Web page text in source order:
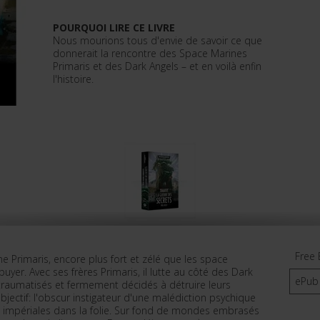
POURQUOI LIRE CE LIVRE
Nous mourions tous d'envie de savoir ce que
donnerait la rencontre des Space Marines
Primaris et des Dark Angels – et en voilà enfin
l'histoire.
Primaris, encore plus fort et zélé que les space
Avec ses frères Primaris, il lutte au côté des Dark
et fermement décidés à détruire leurs
l'obscur instigateur d'une malédiction psychique
dans la folie. Sur fond de mondes embrasés
Free
ePub